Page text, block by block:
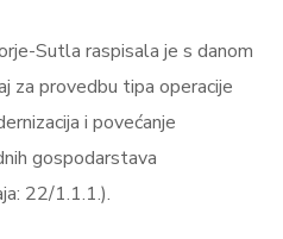
Sutla raspisala je s danom
za provedbu tipa operacije
i povećanje
gospodarstava
22/1.1.1.).